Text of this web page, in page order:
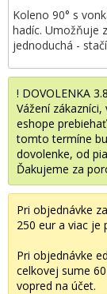
! DOVOLENKA
Vážení
eshope
tomto termíne
dovolenke, od
Ďakujeme za
Pri objednávke
250 eur a viac je
Pri objednávke
celkovej sume
vopred na účet.
Koleno 90° s
hadíc. Umožňuje
jednoduchá -